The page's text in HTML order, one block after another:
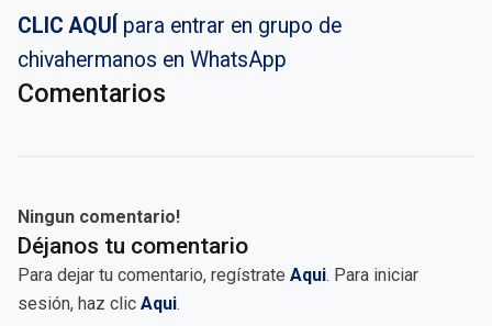
CLIC AQUÍ para entrar en grupo de
chivahermanos en WhatsApp
Comentarios
Ningun comentario!
Déjanos tu comentario
Para dejar tu comentario, regístrate Aqui. Para iniciar
sesión, haz clic Aqui.